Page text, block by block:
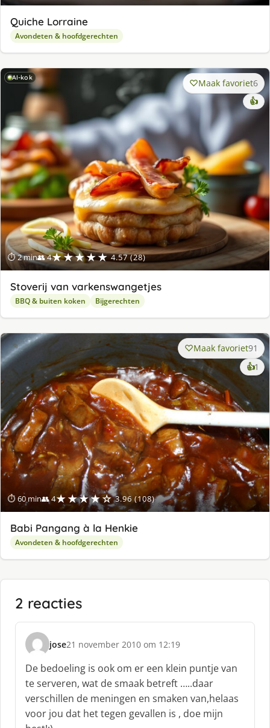
Quiche Lorraine
Avondeten & hoofdgerechten
AI-kok
⏱ 2 min👥 4★★★★★ 4.57 (28)
Maak favoriet6
👍
Stoverij van varkenswangetjes
BBQ & buiten koken Bijgerechten
⏱ 60 min👥 4★★★★☆ 3.96 (108)
Maak favoriet91
👍1
Babi Pangang à la Henkie
Avondeten & hoofdgerechten
2 reacties
jose
s
c
h
r
e
e
21 november 2010 om 12:19
De bedoeling is ook om er een klein puntje van
te serveren, wat de smaak betreft …..daar
verschillen de meningen en smaken van,helaas
voor jou dat het tegen gevallen is , doe mijn